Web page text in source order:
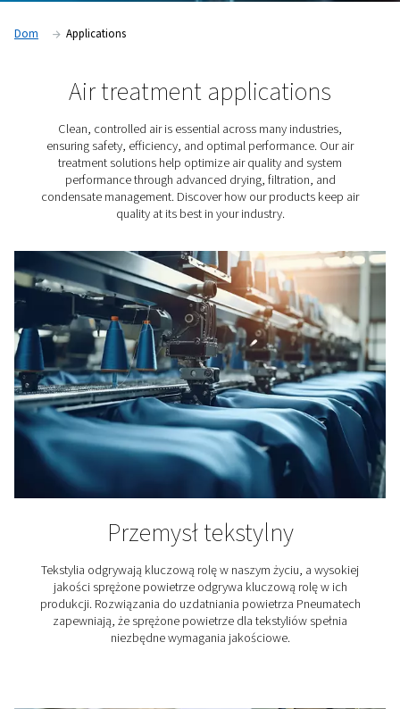
Dom Applications
Air treatment
Clean, controlled air is essential across many
ensuring safety, efficiency, and optimal performance.
treatment solutions help optimize air quality and
performance through advanced drying, filtration,
condensate management. Discover how our products
quality at its best in your industry.